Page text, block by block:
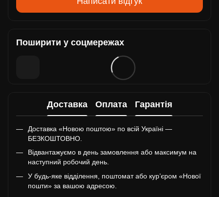
Поширити у соцмережах
Доставка Оплата Гарантія
Доставка «Новою поштою» по всій Україні —
БЕЗКОШТОВНО.
Відвантажуємо в день замовлення або максимум на
наступний робочий день.
У будь-яке відділення, поштомат або кур’єром «Нової
пошти» за вашою адресою.